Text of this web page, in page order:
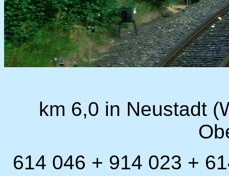
km 6,0 in Neustadt
614 046 + 914 023 +